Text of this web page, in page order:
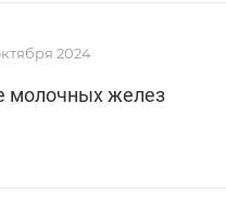
2024
молочных желез